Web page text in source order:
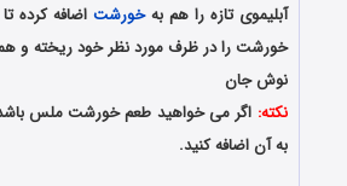
آبلیموی تازه را هم بهخورشت اضافه کرده
خورشت را در ظرف مورد نظر خود ریخته و
نوش جان
نکته: اگر می خواهید طعم خورشت ملس
به آن اضافه کنید.